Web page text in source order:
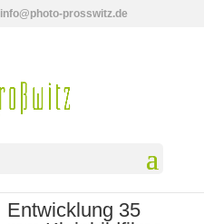
info@photo-prosswitz.de
Entwicklung 35